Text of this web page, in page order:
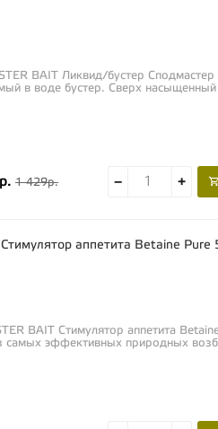
BAIT Ликвид/бустер Сподмастер
в воде бустер. Сверх
1 429р. − +
Стимулятор аппетита Betaine Pure
BAIT Стимулятор аппетита
самых эффективных природных